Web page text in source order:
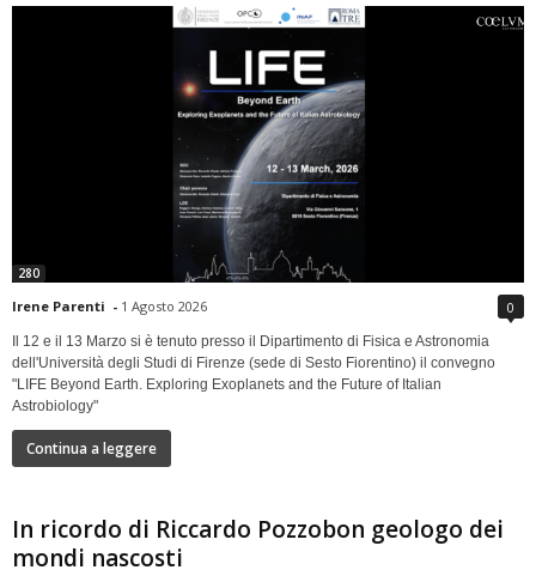
280
Irene Parenti - 1 Agosto 2026 0
Il 12 e il 13 Marzo si è tenuto presso il Dipartimento di Fisica e Astronomia
dell'Università degli Studi di Firenze (sede di Sesto Fiorentino) il convegno
"LIFE Beyond Earth. Exploring Exoplanets and the Future of Italian
Astrobiology"
Continua a leggere
In ricordo di Riccardo Pozzobon geologo dei
mondi nascosti